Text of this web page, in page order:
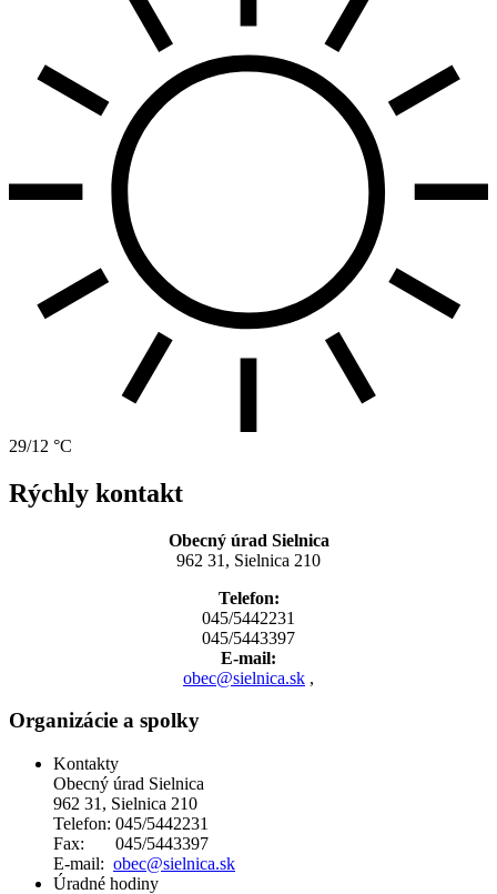
29/12 °C
Rýchly kontakt
Obecný úrad Sielnica
962 31, Sielnica 210
Telefon:
045/5442231
045/5443397
E-mail:
obec@sielnica.sk ,
Organizácie a spolky
Kontakty
Obecný úrad Sielnica
962 31, Sielnica 210
Telefon: 045/5442231
Fax: 045/5443397
E-mail: obec@sielnica.sk
Úradné hodiny